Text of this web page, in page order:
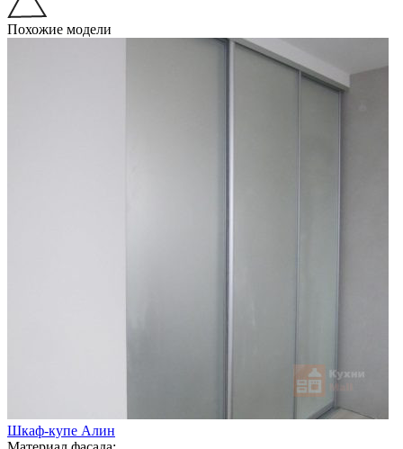
Похожие модели
Шкаф-купе Алин